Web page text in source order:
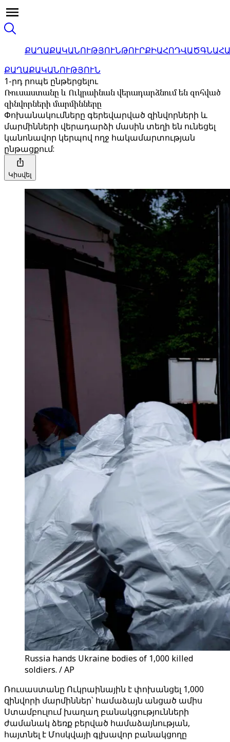
ՔԱՂԱՔԱԿԱՆՈՒԹՅՈՒՆԹՈՒՐՔԻԱՀՈԴՎԱԾ
ՔԱՂԱՔԱԿԱՆՈՒԹՅՈՒՆ
1-րդ րոպե ընթերցելու
Ռուսաստանը և Ուկրաինան վերադարձնում են զոհված
զինվորների մարմինները
Փոխանակումները գերեվարված զինվորների և
մարմինների վերադարձի մասին տեղի են ունեցել
կանոնավոր կերպով ողջ հակամարտության
ընթացքում:
Կիսվել
Russia hands Ukraine bodies of 1,000 killed
soldiers. / AP
Ռուսաստանը Ուկրաինային է փոխանցել 1,000
զինվորի մարմիններ՝ համաձայն անցած ամիս
Ստամբուլում խաղաղ բանակցությունների
ժամանակ ձեռք բերված համաձայնության,
հայտնել է Մոսկվայի գլխավոր բանակցողը